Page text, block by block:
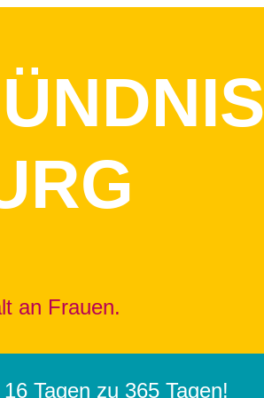
an Frauen.
Tagen zu 365 Tagen!